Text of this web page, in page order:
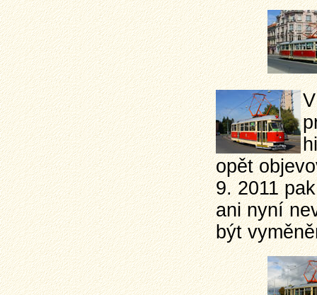
opět
9. 2011
ani nyní
být